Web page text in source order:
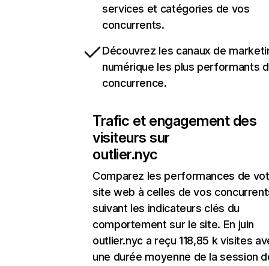
services et catégories de vos
concurrents.
Découvrez les canaux de
numérique les plus performants
concurrence.
Trafic et engagement des
visiteurs sur
outlier.nyc
Comparez les performances de
site web à celles de vos
suivant les indicateurs clés du
comportement sur le site. En juin
outlier.nyc a reçu 118,85 k visites
une durée moyenne de la session